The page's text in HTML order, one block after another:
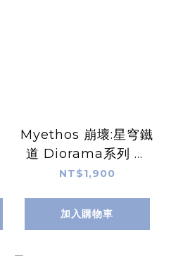
Myethos 崩壞:星穹鐵
道 Diorama系列 知
更鳥 夜色流光溢彩
NT$1,900
加入購物車